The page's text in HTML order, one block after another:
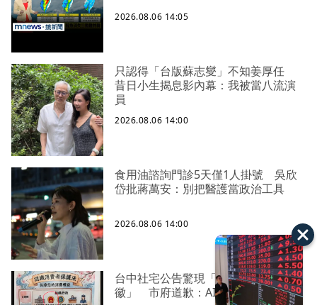
2026.08.06 14:05
只認得「台版蘇志燮」不知姜厚任
昔日小生揭息影內幕：我被當八流演
員
2026.08.06 14:00
食用油諮詢門診5天僅1人掛號 吳欣
岱批蔣萬安：別把醫護當政治工具
2026.08.06 14:00
台中社宅公告驚現「中國五星國
徽」 市府道歉：AI製圖審查疏漏